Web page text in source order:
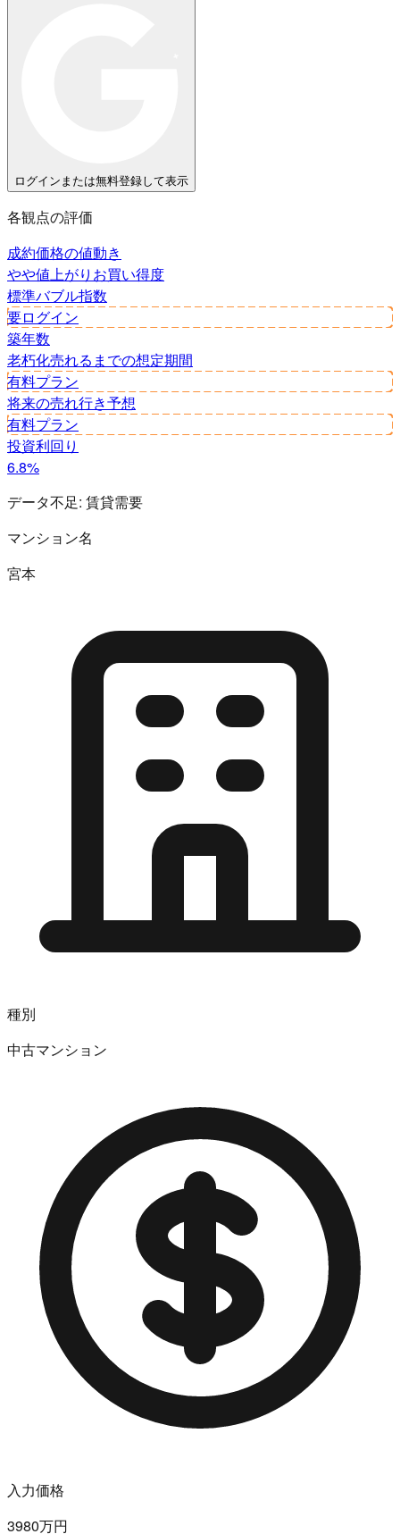
ログインまたは無料登録して表示
各観点の評価
成約価格の値動き
やや値上がり お買い得度
標準バブル指数
要ログイン
築年数
老朽化売れるまでの想定期間
有料プラン
将来の売れ行き予想
有料プラン
投資利回り
6.8%
データ不足: 賃貸需要
マンション名
宮本
種別
中古マンション
入力価格
3980万円